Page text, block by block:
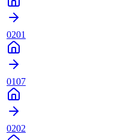
0201
0107
0202